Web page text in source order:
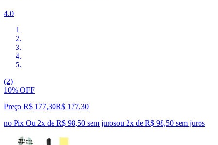
4.0
(2)
10% OFF
Preço R$ 177,30R$ 177,30
no Pix Ou 2x de R$ 98,50 sem jurosou 2x de R$ 98,50 sem juros